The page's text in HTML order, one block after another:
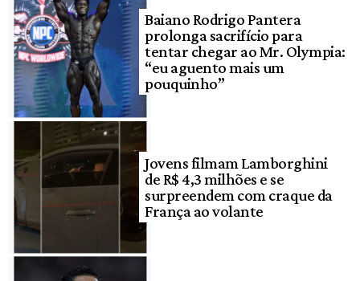
Baiano Rodrigo Pantera
prolonga sacrifício para
tentar chegar ao Mr. Olympia:
“eu aguento mais um
pouquinho”
Jovens filmam Lamborghini
de R$ 4,3 milhões e se
surpreendem com craque da
França ao volante